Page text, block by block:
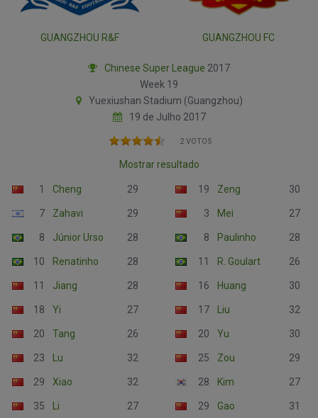
GUANGZHOU R&F GUANGZHOU FC
Chinese Super League 2017
Week 19
Yuexiushan Stadium (Guangzhou)
19 de Julho 2017
2 VOTOS
Mostrar resultado
1 Cheng 29
7 Zahavi 29
8 Júnior Urso 28
10 Renatinho 28
11 Jiang 28
18 Yi 27
20 Tang 26
23 Lu 32
29 Xiao 32
35 Li 27
19 Zeng 30
3 Mei 27
8 Paulinho 28
11 R. Goulart 26
16 Huang 30
17 Liu 32
20 Yu 30
25 Zou 29
28 Kim 27
29 Gao 31